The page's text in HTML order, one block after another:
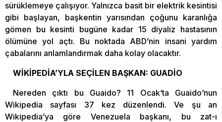
sürüklemeye çalışıyor. Yalnızca basit bir elektrik kesintisi
gibi başlayan, başkentin yarısından çoğunu karanlığa
gömen bu kesinti bugüne kadar 15 diyaliz hastasının
ölümüne yol açtı. Bu noktada ABD’nin insani yardım
çabalarını anlamlandırmak daha kolay olacaktır.
WİKİPEDİA’YLA SEÇİLEN BAŞKAN: GUADİO
Nereden çıktı bu Guaido? 11 Ocak’ta Guaido’nun
Wikipedia sayfası 37 kez düzenlendi. Ve şu an
Wikipedia’ya göre Venezuela başkanı, bu zat-ı